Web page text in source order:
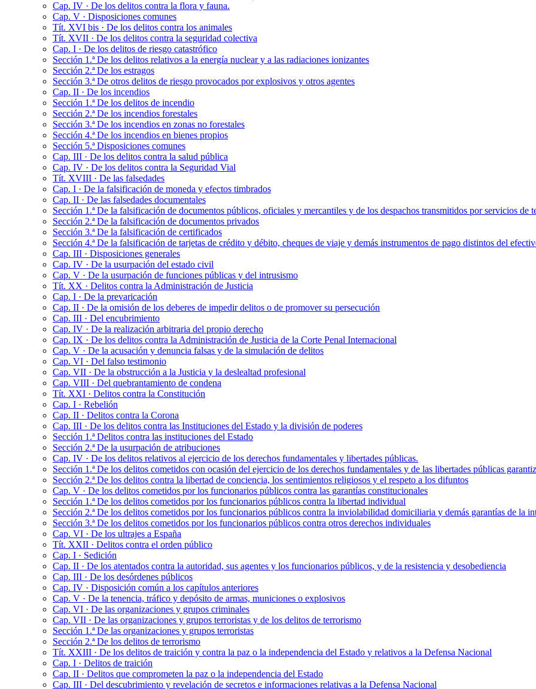
Cap. IV · De los delitos contra la flora y fauna.
Cap. V · Disposiciones comunes
Tít. XVI bis · De los delitos contra los animales
Tít. XVII · De los delitos contra la seguridad colectiva
Cap. I · De los delitos de riesgo catastrófico
Sección 1.ª De los delitos relativos a la energía nuclear y a las radiaciones ionizantes
Sección 2.ª De los estragos
Sección 3.ª De otros delitos de riesgo provocados por explosivos y otros agentes
Cap. II · De los incendios
Sección 1.ª De los delitos de incendio
Sección 2.ª De los incendios forestales
Sección 3.ª De los incendios en zonas no forestales
Sección 4.ª De los incendios en bienes propios
Sección 5.ª Disposiciones comunes
Cap. III · De los delitos contra la salud pública
Cap. IV · De los delitos contra la Seguridad Vial
Tít. XVIII · De las falsedades
Cap. I · De la falsificación de moneda y efectos timbrados
Cap. II · De las falsedades documentales
Sección 1.ª De la falsificación de documentos públicos, oficiales y mercantiles y de los despachos transmitidos por servicios de
Sección 2.ª De la falsificación de documentos privados
Sección 3.ª De la falsificación de certificados
Sección 4.ª De la falsificación de tarjetas de crédito y débito, cheques de viaje y demás instrumentos de pago distintos del
Cap. III · Disposiciones generales
Cap. IV · De la usurpación del estado civil
Cap. V · De la usurpación de funciones públicas y del intrusismo
Tít. XX · Delitos contra la Administración de Justicia
Cap. I · De la prevaricación
Cap. II · De la omisión de los deberes de impedir delitos o de promover su persecución
Cap. III · Del encubrimiento
Cap. IV · De la realización arbitraria del propio derecho
Cap. IX · De los delitos contra la Administración de Justicia de la Corte Penal Internacional
Cap. V · De la acusación y denuncia falsas y de la simulación de delitos
Cap. VI · Del falso testimonio
Cap. VII · De la obstrucción a la Justicia y la deslealtad profesional
Cap. VIII · Del quebrantamiento de condena
Tít. XXI · Delitos contra la Constitución
Cap. I · Rebelión
Cap. II · Delitos contra la Corona
Cap. III · De los delitos contra las Instituciones del Estado y la división de poderes
Sección 1.ª Delitos contra las instituciones del Estado
Sección 2.ª De la usurpación de atribuciones
Cap. IV · De los delitos relativos al ejercicio de los derechos fundamentales y libertades públicas.
Sección 1.ª De los delitos cometidos con ocasión del ejercicio de los derechos fundamentales y de las libertades públicas
Sección 2.ª De los delitos contra la libertad de conciencia, los sentimientos religiosos y el respeto a los difuntos
Cap. V · De los delitos cometidos por los funcionarios públicos contra las garantías constitucionales
Sección 1.ª De los delitos cometidos por los funcionarios públicos contra la libertad individual
Sección 2.ª De los delitos cometidos por los funcionarios públicos contra la inviolabilidad domiciliaria y demás garantías de la
Sección 3.ª De los delitos cometidos por los funcionarios públicos contra otros derechos individuales
Cap. VI · De los ultrajes a España
Tít. XXII · Delitos contra el orden público
Cap. I · Sedición
Cap. II · De los atentados contra la autoridad, sus agentes y los funcionarios públicos, y de la resistencia y desobediencia
Cap. III · De los desórdenes públicos
Cap. IV · Disposición común a los capítulos anteriores
Cap. V · De la tenencia, tráfico y depósito de armas, municiones o explosivos
Cap. VI · De las organizaciones y grupos criminales
Cap. VII · De las organizaciones y grupos terroristas y de los delitos de terrorismo
Sección 1.ª De las organizaciones y grupos terroristas
Sección 2.ª De los delitos de terrorismo
Tít. XXIII · De los delitos de traición y contra la paz o la independencia del Estado y relativos a la Defensa Nacional
Cap. I · Delitos de traición
Cap. II · Delitos que comprometen la paz o la independencia del Estado
Cap. III · Del descubrimiento y revelación de secretos e informaciones relativas a la Defensa Nacional